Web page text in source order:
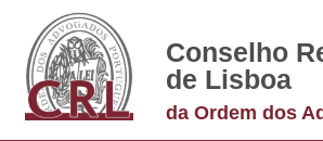
Conselho
de Lisboa
da Ordem dos